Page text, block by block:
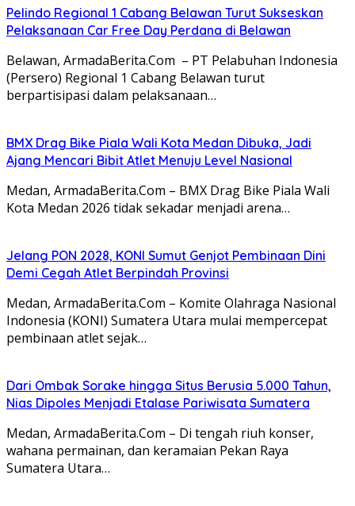
Pelindo Regional 1 Cabang Belawan Turut Sukseskan
Pelaksanaan Car Free Day Perdana di Belawan
Belawan, ArmadaBerita.Com – PT Pelabuhan Indonesia
(Persero) Regional 1 Cabang Belawan turut
berpartisipasi dalam pelaksanaan…
BMX Drag Bike Piala Wali Kota Medan Dibuka, Jadi
Ajang Mencari Bibit Atlet Menuju Level Nasional
Medan, ArmadaBerita.Com – BMX Drag Bike Piala Wali
Kota Medan 2026 tidak sekadar menjadi arena…
Jelang PON 2028, KONI Sumut Genjot Pembinaan Dini
Demi Cegah Atlet Berpindah Provinsi
Medan, ArmadaBerita.Com – Komite Olahraga Nasional
Indonesia (KONI) Sumatera Utara mulai mempercepat
pembinaan atlet sejak…
Dari Ombak Sorake hingga Situs Berusia 5.000 Tahun,
Nias Dipoles Menjadi Etalase Pariwisata Sumatera
Medan, ArmadaBerita.Com – Di tengah riuh konser,
wahana permainan, dan keramaian Pekan Raya
Sumatera Utara…